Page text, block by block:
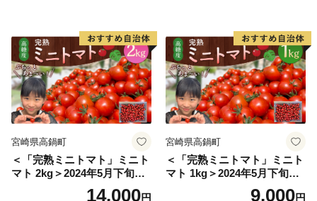
宮崎県高鍋町
＜「完熟ミニトマト」ミニト
マト 2kg＞2024年5月下旬迄
に順次出荷 野菜ソムリエサ
14,000円
宮崎県高鍋町
＜「完熟ミニトマト」ミニト
マト 1kg＞2024年5月下旬迄
に順次出荷 野菜ソムリエサ
9,000円